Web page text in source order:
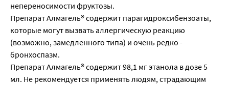
непереносимости фруктозы.
Препарат Алмагель® содержит парагидроксибензоаты,
которые могут вызвать аллергическую реакцию
(возможно, замедленного типа) и очень редко -
бронхоспазм.
Препарат Алмагель® содержит 98,1 мг этанола в дозе 5
мл. Не рекомендуется применять людям, страдающим